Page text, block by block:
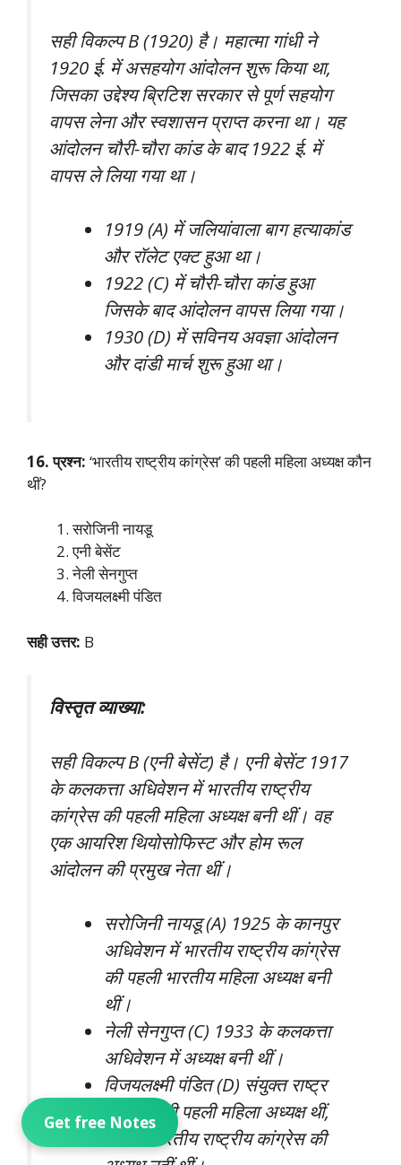
Get free Notes
सही विकल्प B (1920) है। महात्मा गांधी ने
1920 ई. में असहयोग आंदोलन शुरू किया था,
जिसका उद्देश्य ब्रिटिश सरकार से पूर्ण सहयोग
वापस लेना और स्वशासन प्राप्त करना था। यह
आंदोलन चौरी-चौरा कांड के बाद 1922 ई. में
वापस ले लिया गया था।
1919 (A) में जलियांवाला बाग हत्याकांड
और रॉलेट एक्ट हुआ था।
1922 (C) में चौरी-चौरा कांड हुआ
जिसके बाद आंदोलन वापस लिया गया।
1930 (D) में सविनय अवज्ञा आंदोलन
और दांडी मार्च शुरू हुआ था।
16. प्रश्न: ‘भारतीय राष्ट्रीय कांग्रेस’ की पहली महिला अध्यक्ष कौन
थीं?
सरोजिनी नायडू
एनी बेसेंट
नेली सेनगुप्त
विजयलक्ष्मी पंडित
सही उत्तर: B
विस्तृत व्याख्या:
सही विकल्प B (एनी बेसेंट) है। एनी बेसेंट 1917
के कलकत्ता अधिवेशन में भारतीय राष्ट्रीय
कांग्रेस की पहली महिला अध्यक्ष बनी थीं। वह
एक आयरिश थियोसोफिस्ट और होम रूल
आंदोलन की प्रमुख नेता थीं।
सरोजिनी नायडू (A) 1925 के कानपुर
अधिवेशन में भारतीय राष्ट्रीय कांग्रेस
की पहली भारतीय महिला अध्यक्ष बनी
थीं।
नेली सेनगुप्त (C) 1933 के कलकत्ता
अधिवेशन में अध्यक्ष बनी थीं।
विजयलक्ष्मी पंडित (D) संयुक्त राष्ट्र
महासभा की पहली महिला अध्यक्ष थीं,
लेकिन भारतीय राष्ट्रीय कांग्रेस की